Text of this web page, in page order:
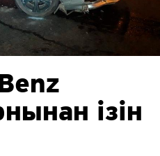
ізін